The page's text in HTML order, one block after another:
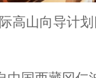
高山向导计